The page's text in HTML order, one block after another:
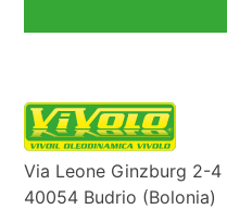
Via Leone Ginzburg 2-4
40054 Budrio (Bolonia)